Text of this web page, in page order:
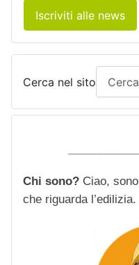
Iscriviti alle news
Cerca nel sito
Chi sono? Ciao, sono
che riguarda l’edilizia.